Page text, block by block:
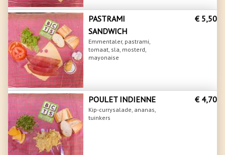
PASTRAMI
SANDWICH
Emmentaler, pastrami,
tomaat, sla, mosterd,
mayonaise
€ 5,50
POULET INDIENNE
Kip-currysalade, ananas,
tuinkers
€ 4,70